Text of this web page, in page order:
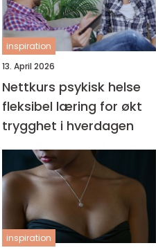
inspiration
13. April 2026
Nettkurs psykisk helse
fleksibel læring for økt
trygghet i hverdagen
inspiration